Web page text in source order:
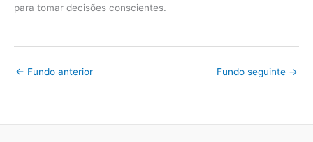
para tomar decisões conscientes.
← Fundo anterior Fundo seguinte →